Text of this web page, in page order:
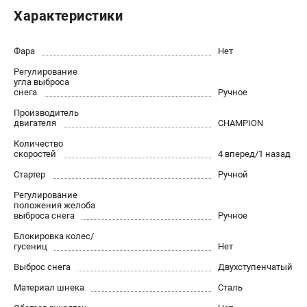
Новости
Контакты
Способы оплаты
Как нас найти
Аккумуляторная техника
Генераторы электричества
Запасные части
Мотоблоки
Мотопомпы
Садовая техника
Сварочное оборудование
Характеристики
Фара
Нет
Регулирование
угла выброса
снега
Ручное
Производитель
двигателя
CHAMPION
Количество
скоростей
4 вперед/1 назад
Стартер
Ручной
Регулирование
положения желоба
выброса снега
Ручное
Блокировка колес/
гусениц
Нет
Выброс снега
Двухступенчатый
Материал шнека
Сталь